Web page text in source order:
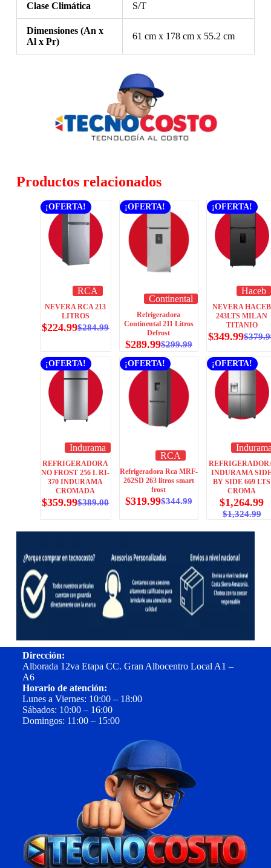
Clase Climática S/T
Dimensiones (An x
Al x Pr)
61 cm x 178 cm x 55.2 cm
Productos relacionados
¡OFERTA!
RCA
NEVERA RCA 213
LITROS
$284.99
$224.99
¡OFERTA!
Continental
Refrigeradora
Continental 211 Litros
Defrost
$299.99
$289.99
¡OFERTA!
Haceb
NEVERA HACEB
243LTS MILAN
TITANIO
$
$349.99
¡OFERTA!
Indurama
REFRIGERADORA
NO FROST 256 L RI-
370 INDURAMA
CROMADA
$389.00
$359.99
¡OFERTA!
RCA
Refrigeradora Rca MRF-
262SD 263 litros smart
frost
$344.99
$319.99
¡OFERTA!
INDURAMA
BY SIDE 669 LTS
CROMA
$1,324.99
$1,264.99
Dirección:
Alborada 12va Etapa CC. Gran Albocentro Local A1 –
A6
Horario de atención:
Lunes a Viernes: 10:00 – 18:00
Sábados: 10:00 – 16:00
Domingos: 11:00 – 15:00